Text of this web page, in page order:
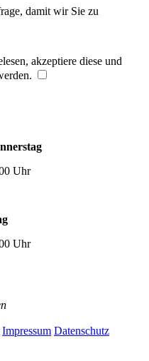
damit wir Sie zu
akzeptiere diese und
Uhr
Uhr
Impressum Datenschutz